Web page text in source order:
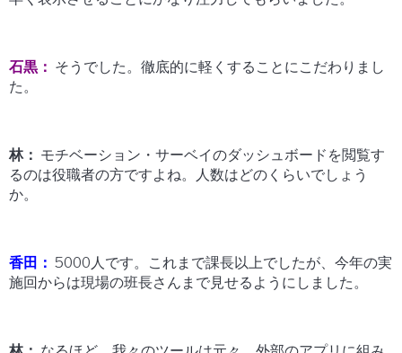
石黒： そうでした。徹底的に軽くすることにこだわりまし
た。
林： モチベーション・サーベイのダッシュボードを閲覧す
るのは役職者の方ですよね。人数はどのくらいでしょう
か。
香田： 5000人です。これまで課長以上でしたが、今年の実
施回からは現場の班長さんまで見せるようにしました。